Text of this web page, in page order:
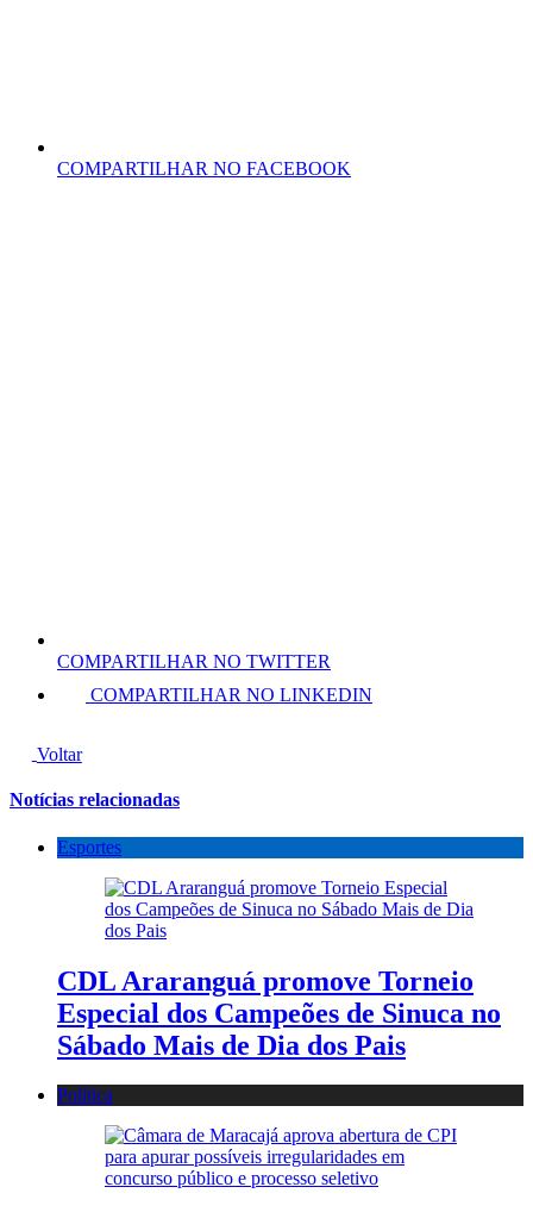
COMPARTILHAR NO FACEBOOK
COMPARTILHAR NO TWITTER
COMPARTILHAR NO LINKEDIN
Voltar
Notícias relacionadas
Esportes
CDL Araranguá promove Torneio
Especial dos Campeões de Sinuca no
Sábado Mais de Dia dos Pais
Política